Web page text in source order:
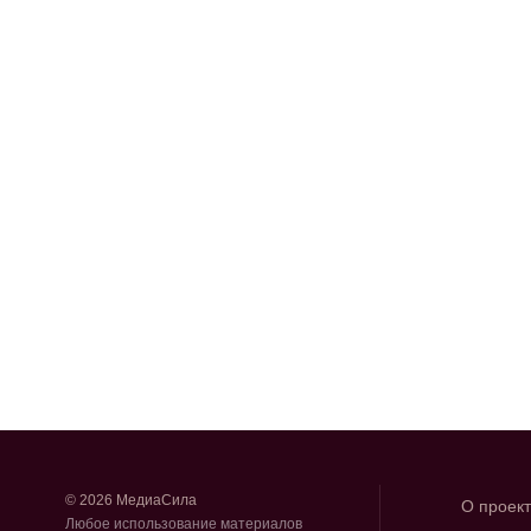
© 2026 МедиаСила
Любое использование материалов
О